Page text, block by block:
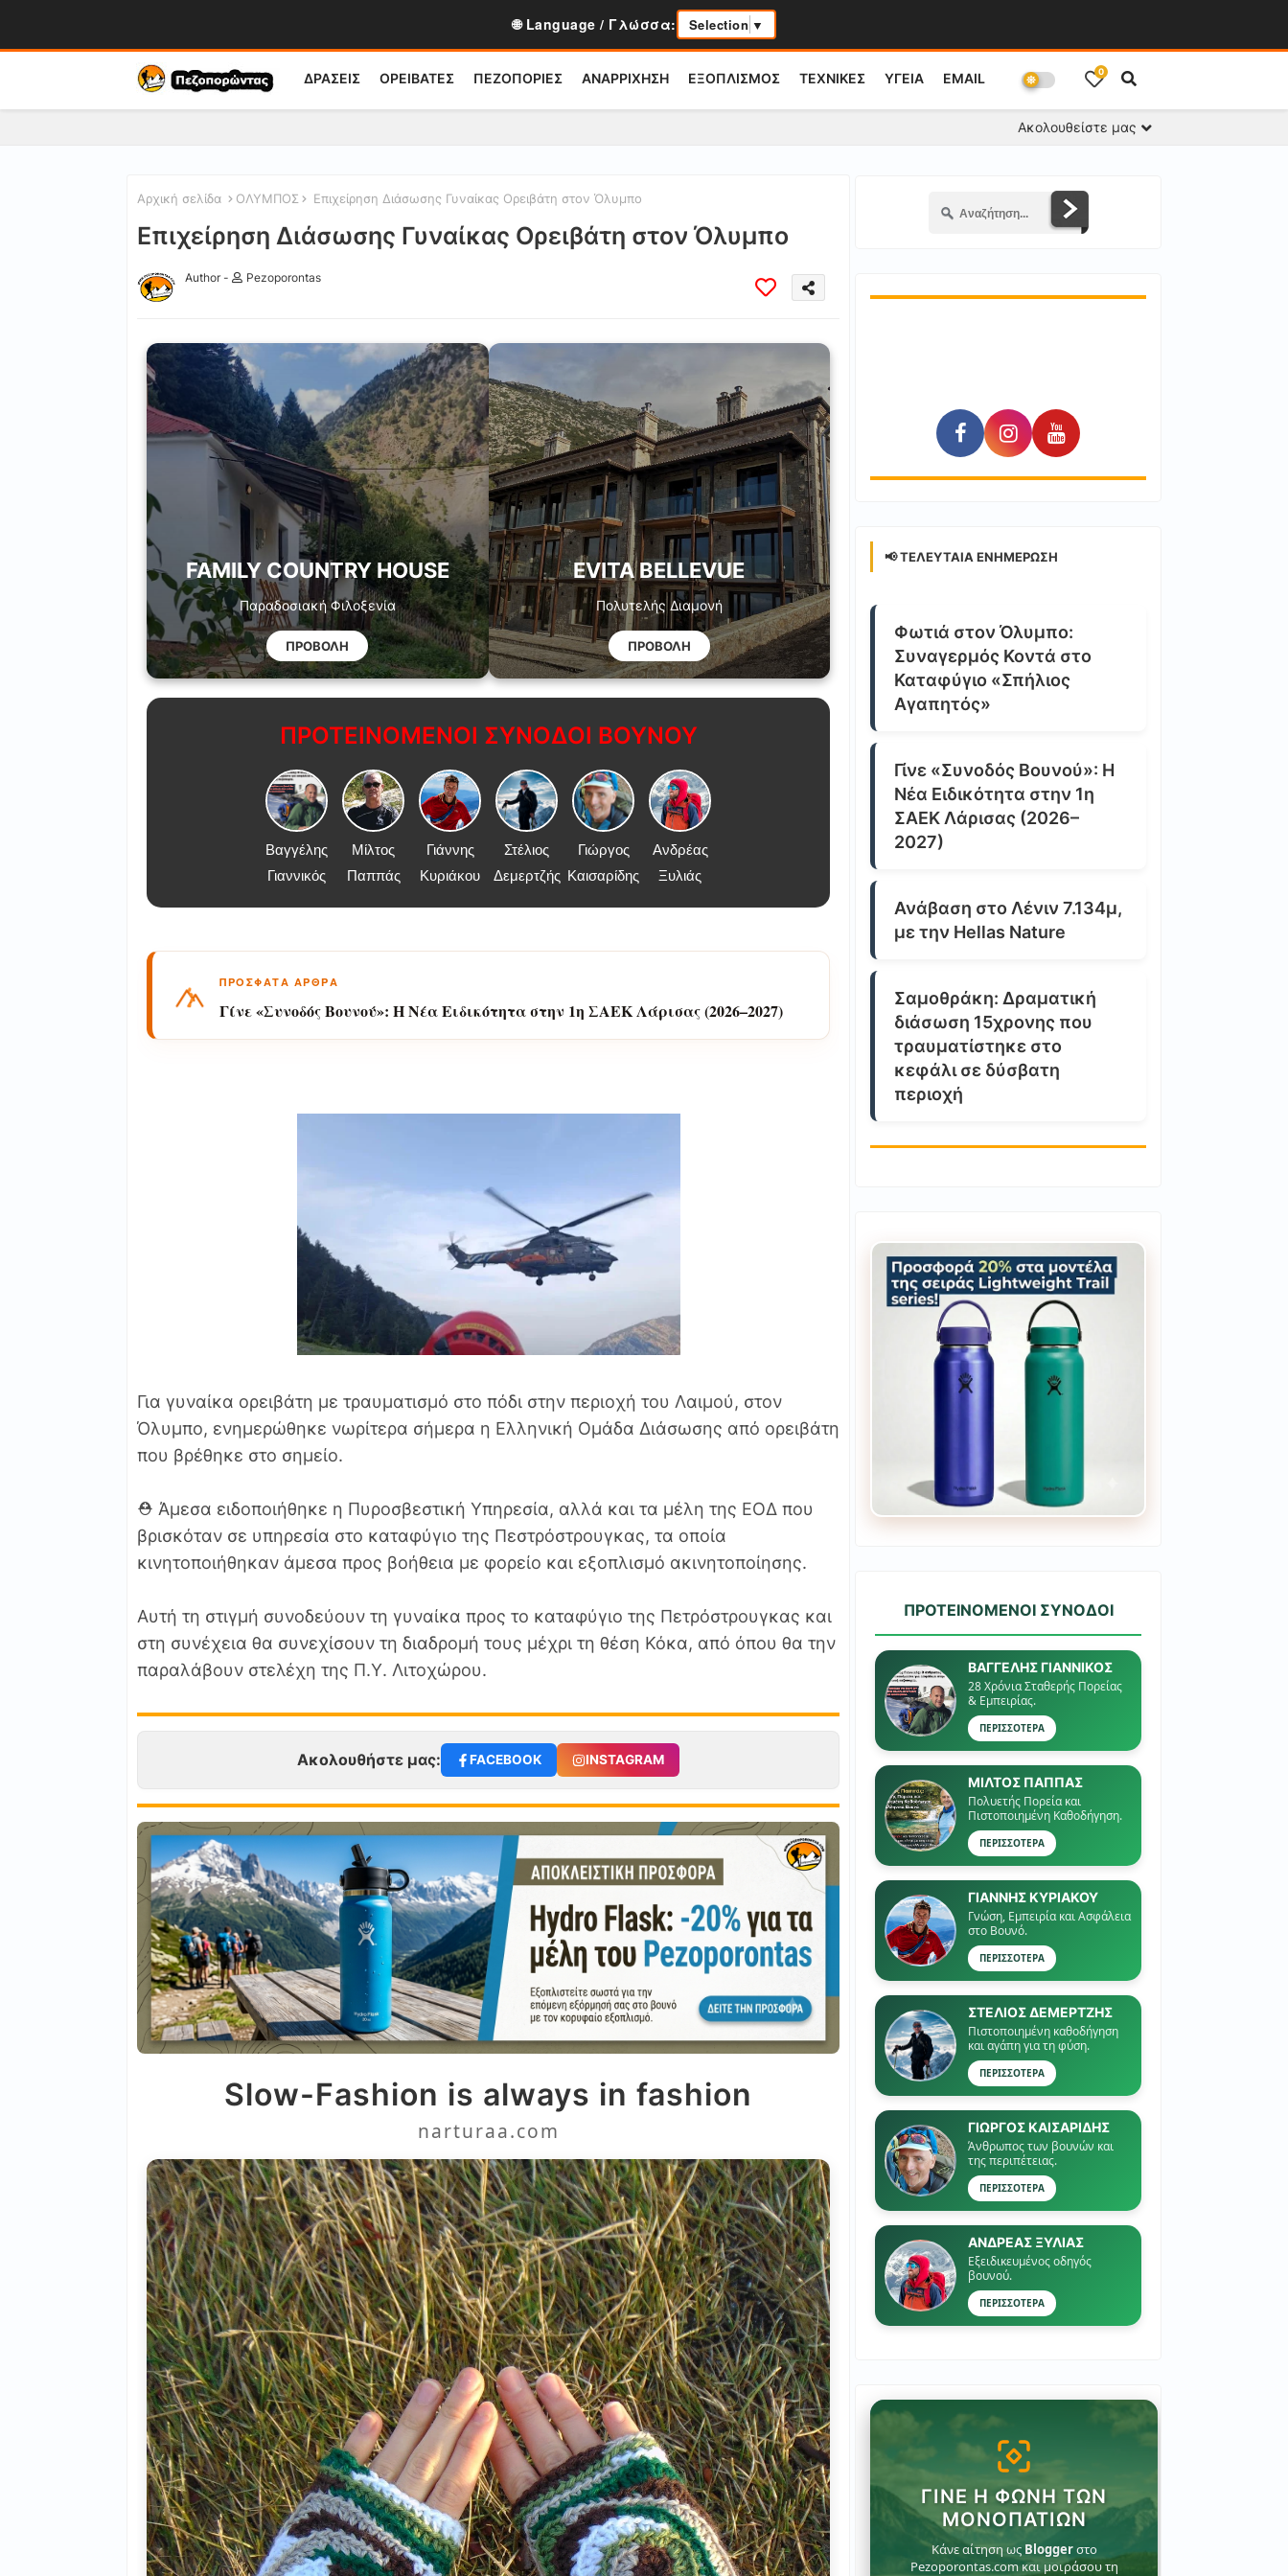
🌐 Language / Γλώσσα: Selection ▼
ΔΡΑΣΕΙΣ ΟΡΕΙΒΑΤΕΣ ΠΕΖΟΠΟΡΙΕΣ ΑΝΑΡΡΙΧΗΣΗ ΕΞΟΠΛΙΣΜΟΣ ΤΕΧΝΙΚΕΣ ΥΓΕΙΑ EMAIL 0
Ακολουθείστε μας
Αρχική σελίδα ΟΛΥΜΠΟΣ Επιχείρηση Διάσωσης Γυναίκας Ορειβάτη στον Όλυμπο
Επιχείρηση Διάσωσης Γυναίκας Ορειβάτη στον Όλυμπο
Author - Pezoporontas
FAMILY COUNTRY HOUSE
Παραδοσιακή Φιλοξενία
ΠΡΟΒΟΛΗ
EVITA BELLEVUE
Πολυτελής Διαμονή
ΠΡΟΒΟΛΗ
ΠΡΟΤΕΙΝΟΜΕΝΟΙ ΣΥΝΟΔΟΙ ΒΟΥΝΟΥ
Βαγγέλης
Γιαννικός
Μίλτος
Παππάς
Γιάννης
Κυριάκου
Στέλιος
Δεμερτζής
Γιώργος
Καισαρίδης
Ανδρέας
Ξυλιάς
ΠΡΟΣΦΑΤΑ ΑΡΘΡΑ
Γίνε «Συνοδός Βουνού»: Η Νέα Ειδικότητα στην 1η ΣΑΕΚ Λάρισας (2026–2027)
Για γυναίκα ορειβάτη με τραυματισμό στο πόδι στην περιοχή του Λαιμού, στον
Όλυμπο, ενημερώθηκε νωρίτερα σήμερα η Ελληνική Ομάδα Διάσωσης από ορειβάτη
που βρέθηκε στο σημείο.
⛑ Άμεσα ειδοποιήθηκε η Πυροσβεστική Υπηρεσία, αλλά και τα μέλη της ΕΟΔ που
βρισκόταν σε υπηρεσία στο καταφύγιο της Πεστρόστρουγκας, τα οποία
κινητοποιήθηκαν άμεσα προς βοήθεια με φορείο και εξοπλισμό ακινητοποίησης.
Αυτή τη στιγμή συνοδεύουν τη γυναίκα προς το καταφύγιο της Πετρόστρουγκας και
στη συνέχεια θα συνεχίσουν τη διαδρομή τους μέχρι τη θέση Κόκα, από όπου θα την
παραλάβουν στελέχη της Π.Υ. Λιτοχώρου.
Ακολουθήστε μας: FACEBOOK INSTAGRAM
Slow-Fashion is always in fashion
narturaa.com
📢 ΤΕΛΕΥΤΑΊΑ ΕΝΗΜΈΡΩΣΗ
Φωτιά στον Όλυμπο:
Συναγερμός Κοντά στο
Καταφύγιο «Σπήλιος
Αγαπητός»
Γίνε «Συνοδός Βουνού»: Η
Νέα Ειδικότητα στην 1η
ΣΑΕΚ Λάρισας (2026–
2027)
Ανάβαση στο Λένιν 7.134μ,
με την Hellas Nature
Σαμοθράκη: Δραματική
διάσωση 15χρονης που
τραυματίστηκε στο
κεφάλι σε δύσβατη
περιοχή
ΠΡΟΤΕΙΝΟΜΕΝΟΙ ΣΥΝΟΔΟΙ
ΒΑΓΓΕΛΗΣ ΓΙΑΝΝΙΚΟΣ
28 Χρόνια Σταθερής Πορείας
& Εμπειρίας.
ΠΕΡΙΣΣΟΤΕΡΑ
ΜΙΛΤΟΣ ΠΑΠΠΑΣ
Πολυετής Πορεία και
Πιστοποιημένη Καθοδήγηση.
ΠΕΡΙΣΣΟΤΕΡΑ
ΓΙΑΝΝΗΣ ΚΥΡΙΑΚΟΥ
Γνώση, Εμπειρία και Ασφάλεια
στο Βουνό.
ΠΕΡΙΣΣΟΤΕΡΑ
ΣΤΕΛΙΟΣ ΔΕΜΕΡΤΖΗΣ
Πιστοποιημένη καθοδήγηση
και αγάπη για τη φύση.
ΠΕΡΙΣΣΟΤΕΡΑ
ΓΙΏΡΓΟΣ ΚΑΙΣΑΡΙΔΗΣ
Άνθρωπος των βουνών και
της περιπέτειας.
ΠΕΡΙΣΣΟΤΕΡΑ
ΑΝΔΡΕΑΣ ΞΥΛΙΑΣ
Εξειδικευμένος οδηγός
βουνού.
ΠΕΡΙΣΣΟΤΕΡΑ
ΓΊΝΕ Η ΦΩΝΉ ΤΩΝ
ΜΟΝΟΠΑΤΙΏΝ
Κάνε αίτηση ως Bloggerστο
Pezoporontas.com και μοιράσου τη